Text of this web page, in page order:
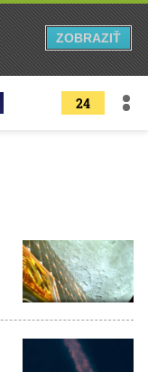
24
ZOBRAZIŤ